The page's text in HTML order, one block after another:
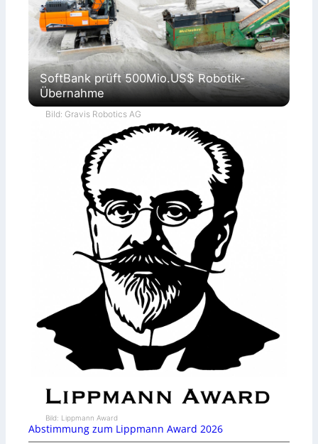
SoftBank prüft 500Mio.US$ Robotik-
Übernahme
Bild: Gravis Robotics AG
Bild: Lippmann Award
Abstimmung zum Lippmann Award 2026